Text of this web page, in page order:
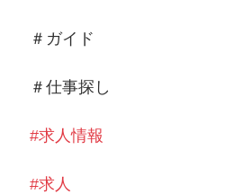
＃ガイド
＃仕事探し
#求人情報
#求人